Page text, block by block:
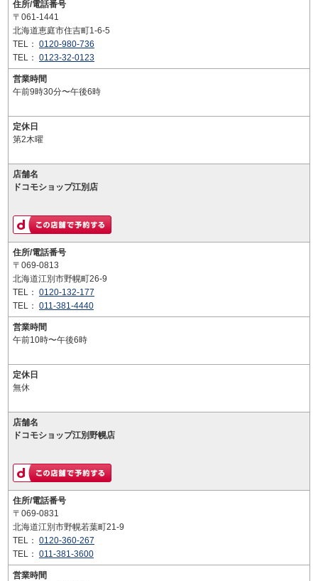
住所/電話番号
〒061-1441
北海道恵庭市住吉町1-6-5
TEL： 0120-980-736
TEL： 0123-32-0123
営業時間
午前9時30分〜午後6時
定休日
第2木曜
店舗名
ドコモショップ江別店
住所/電話番号
〒069-0813
北海道江別市野幌町26-9
TEL： 0120-132-177
TEL： 011-381-4440
営業時間
午前10時〜午後6時
定休日
無休
店舗名
ドコモショップ江別野幌店
住所/電話番号
〒069-0831
北海道江別市野幌若葉町21-9
TEL： 0120-360-267
TEL： 011-381-3600
営業時間